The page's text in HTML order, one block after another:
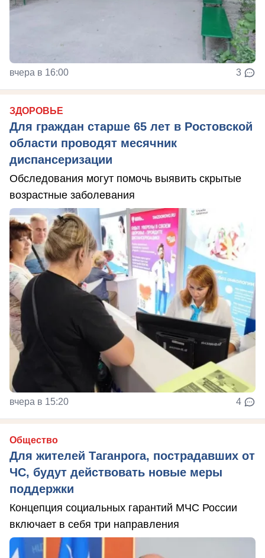
вчера в 16:00 3
ЗДОРОВЬЕ
Для граждан старше 65 лет в Ростовской
области проводят месячник
диспансеризации
Обследования могут помочь выявить скрытые
возрастные заболевания
вчера в 15:20 4
Общество
Для жителей Таганрога, пострадавших от
ЧС, будут действовать новые меры
поддержки
Концепция социальных гарантий МЧС России
включает в себя три направления